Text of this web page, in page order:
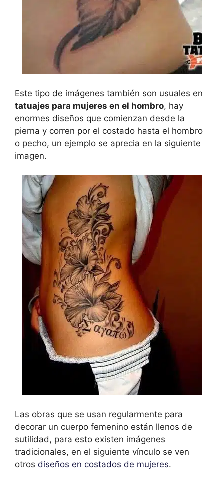
Este tipo de imágenes también son usuales en
tatuajes para mujeres en el hombro, hay
enormes diseños que comienzan desde la
pierna y corren por el costado hasta el hombro
o pecho, un ejemplo se aprecia en la siguiente
imagen.
Las obras que se usan regularmente para
decorar un cuerpo femenino están llenos de
sutilidad, para esto existen imágenes
tradicionales, en el siguiente vínculo se ven
otros diseños en costados de mujeres.